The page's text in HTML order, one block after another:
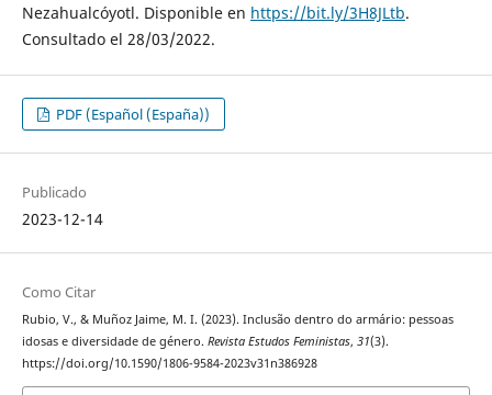
Nezahualcóyotl. Disponible en https://bit.ly/3H8JLtb.
Consultado el 28/03/2022.
PDF (Español (España))
Publicado
2023-12-14
Como Citar
Rubio, V., & Muñoz Jaime, M. I. (2023). Inclusão dentro do armário: pessoas
idosas e diversidade de género. Revista Estudos Feministas, 31(3).
https://doi.org/10.1590/1806-9584-2023v31n386928